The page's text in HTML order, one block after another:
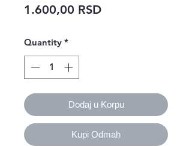
1.600,00 RSDPrice
Quantity *
Dodaj u Korpu
Kupi Odmah